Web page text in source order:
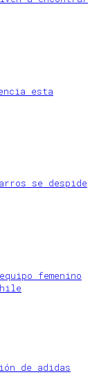
esta
se despide
femenino
de adidas